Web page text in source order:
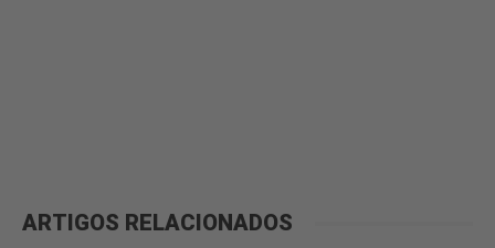
ARTIGOS RELACIONADOS